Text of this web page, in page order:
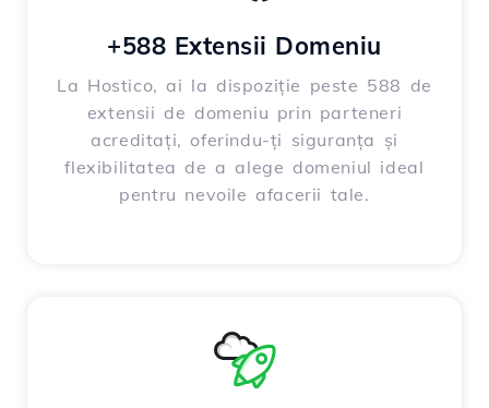
+588 Extensii Domeniu
La Hostico, ai la dispoziție peste 588 de
extensii de domeniu prin parteneri
acreditați, oferindu-ți siguranța și
flexibilitatea de a alege domeniul ideal
pentru nevoile afacerii tale.